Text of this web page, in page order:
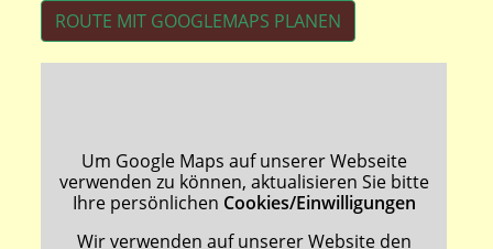
ROUTE MIT GOOGLEMAPS PLANEN
Um Google Maps auf unserer Webseite
verwenden zu können, aktualisieren Sie bitte
Ihre persönlichen Cookies/Einwilligungen
Wir verwenden auf unserer Website den